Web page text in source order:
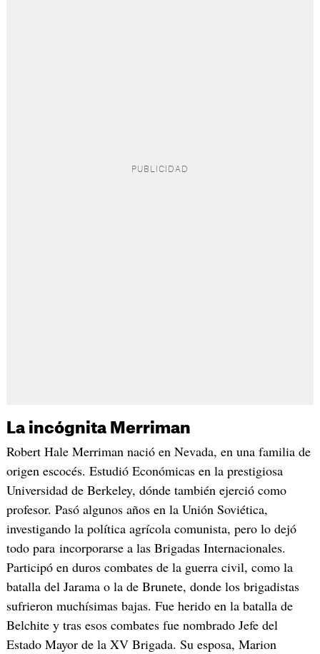
La incógnita Merriman
Robert Hale Merriman nació en Nevada, en una familia de
origen escocés. Estudió Económicas en la prestigiosa
Universidad de Berkeley, dónde también ejerció como
profesor. Pasó algunos años en la Unión Soviética,
investigando la política agrícola comunista, pero lo dejó
todo para incorporarse a las Brigadas Internacionales.
Participó en duros combates de la guerra civil, como la
batalla del Jarama o la de Brunete, donde los brigadistas
sufrieron muchísimas bajas. Fue herido en la batalla de
Belchite y tras esos combates fue nombrado Jefe del
Estado Mayor de la XV Brigada. Su esposa, Marion